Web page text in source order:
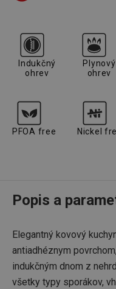
Indukčný
ohrev
Plynový
ohrev
PFOA free Nickel
Popis a
Elegantný kovový
antiadhéznym
indukčným dnom z
všetky typy sporákov,